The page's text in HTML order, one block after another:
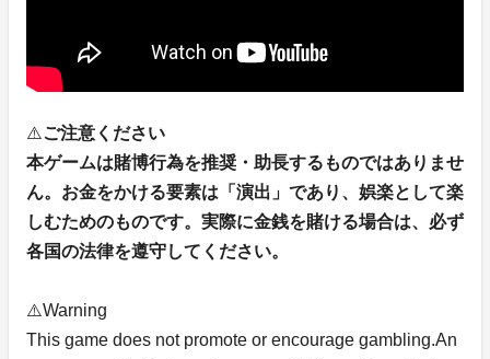
⚠️ご注意ください
本ゲームは賭博行為を推奨・助長するものではありませ
ん。お金をかける要素は「演出」であり、娯楽として楽
しむためのものです。実際に金銭を賭ける場合は、必ず
各国の法律を遵守してください。
⚠️Warning
This game does not promote or encourage gambling.An